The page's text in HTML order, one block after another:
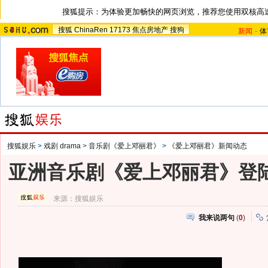
搜狐提示：为体验更加畅快的网页浏览，推荐您使用双核高
搜狐 ChinaRen 17173 焦点房地产 搜狗 新闻 -
搜狐娱乐 > 戏剧 drama > 音乐剧《爱上邓丽君》 > 《爱上邓丽君》新闻动态
亚洲音乐剧《爱上邓丽君》登
来源：搜狐娱乐
我来说两句 (0)